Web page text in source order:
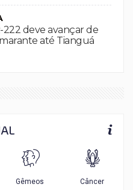
deve avançar de
até Tianguá